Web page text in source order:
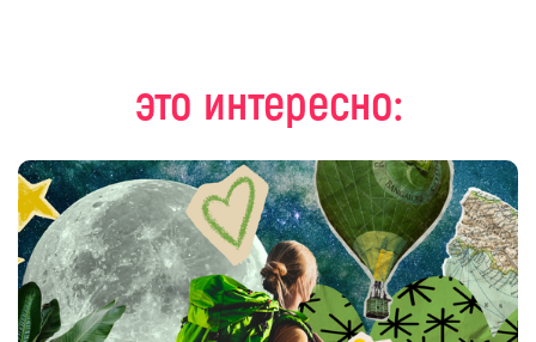
это интересно: